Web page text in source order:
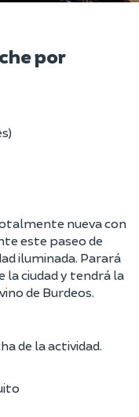
por
nueva con
este paseo de
iluminada. Parará
ciudad y tendrá la
de Burdeos.
de la actividad.